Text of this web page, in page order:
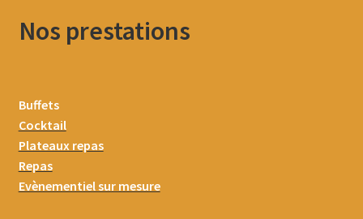
Nos prestations
Buffets
Cocktail
Plateaux repas
Repas
Evènementiel sur mesure